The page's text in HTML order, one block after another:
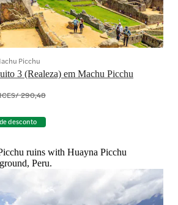
3 (Realeza) em Machu Picchu
Picchu
S/ 290,48
desconto
ruins with Huayna Picchu
Peru.